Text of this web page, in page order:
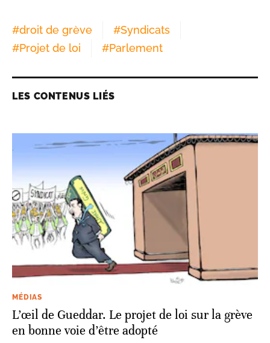
#droit de grève #Syndicats
#Projet de loi #Parlement
LES CONTENUS LIÉS
MÉDIAS
L’œil de Gueddar. Le projet de loi sur la grève
en bonne voie d’être adopté